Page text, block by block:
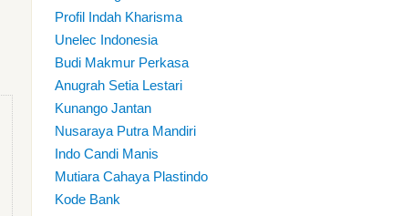
Profil Indah Kharisma
Unelec Indonesia
Budi Makmur Perkasa
Anugrah Setia Lestari
Kunango Jantan
Nusaraya Putra Mandiri
Indo Candi Manis
Mutiara Cahaya Plastindo
Kode Bank